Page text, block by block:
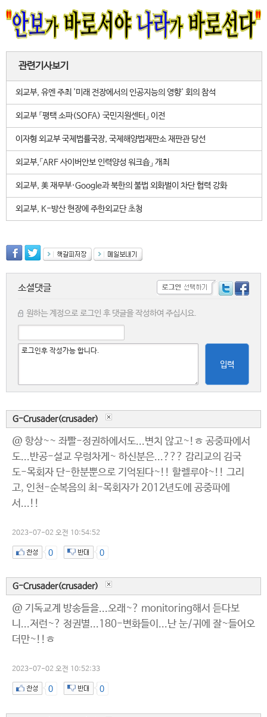
관련기사보기
외교부, 유엔 주최 '미래 전장에서의 인공지능의 영향' 회의 참석
외교부 「평택 소파(SOFA) 국민지원센터」 이전
이자형 외교부 국제법률국장, 국제해양법재판소 재판관 당선
외교부,「ARF 사이버안보 인력양성 워크숍」 개최
외교부, 美 재무부·Google과 북한의 불법 외화벌이 차단 협력 강화
외교부, K-방산 현장에 주한외교단 초청
소셜댓글
원하는 계정으로 로그인 후 댓글을 작성하여 주십시요.
입력
G-Crusader(crusader)
@ 항상~~ 좌빨-정권하에서도...변치 않고~!ㅎ 공중파에서
도...반공-설교 우렁차게~ 하신분은...??? 감리교의 김국
도-목회자 단-한분뿐으로 기억된다~!! 할렐루야~!! 그리
고, 인천-순복음의 최-목회자가 2012년도에 공중파에
서...!!
2023-07-02 오전 10:54:52
0 0
G-Crusader(crusader)
@ 기독교계 방송들을...오래~? monitoring해서 듣다보
니...저런~? 정권별...180-변화들이...난 눈/귀에 잘~들어오
더만~!!ㅎ
2023-07-02 오전 10:52:33
0 0